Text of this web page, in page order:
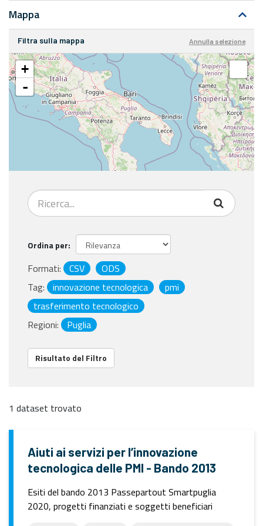
Mappa
Filtra sulla mappa Annulla selezione
+
-
Ordina per
Formati: CSV
ODS
Tag:
innovazione tecnologica
pmi
trasferimento tecnologico
Regioni:
Puglia
Risultato del Filtro
1 dataset trovato
Aiuti ai servizi per l’innovazione
tecnologica delle PMI - Bando 2013
Esiti del bando 2013 Passepartout Smartpuglia
2020, progetti finanziati e soggetti beneficiari